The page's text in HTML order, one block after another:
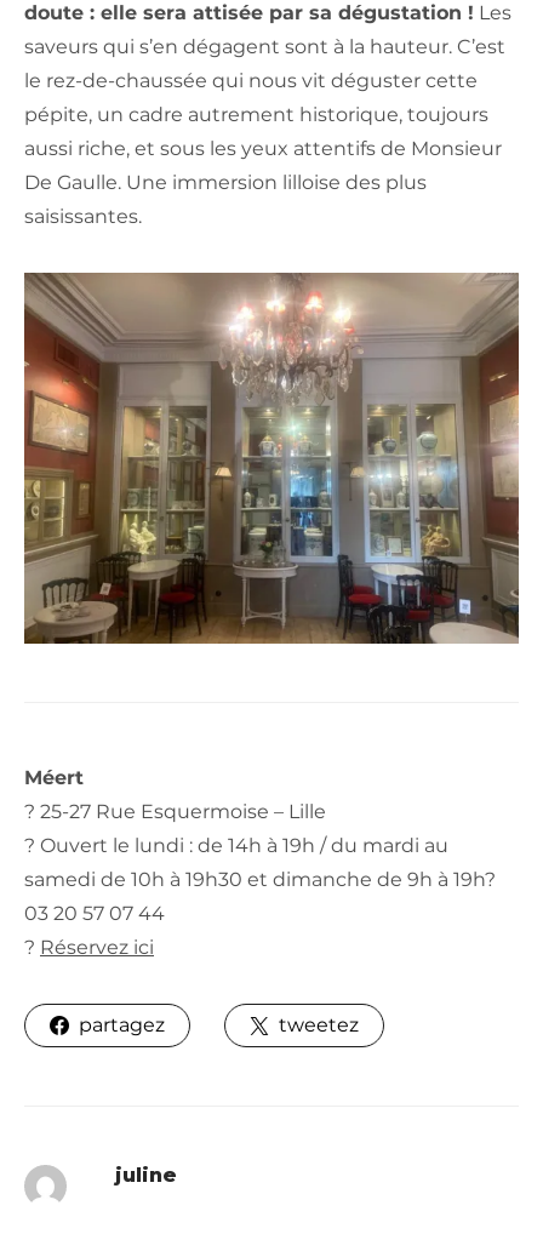
doute : elle sera attisée par sa dégustation ! Les
saveurs qui s’en dégagent sont à la hauteur. C’est
le rez-de-chaussée qui nous vit déguster cette
pépite, un cadre autrement historique, toujours
aussi riche, et sous les yeux attentifs de Monsieur
De Gaulle. Une immersion lilloise des plus
saisissantes.
Méert
? 25-27 Rue Esquermoise – Lille
? Ouvert le lundi : de 14h à 19h / du mardi au
samedi de 10h à 19h30 et dimanche de 9h à 19h?
03 20 57 07 44
? Réservez ici
partagez tweetez
juline